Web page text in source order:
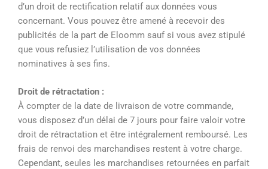
d’un droit de rectification relatif aux données vous
concernant. Vous pouvez être amené à recevoir des
publicités de la part de Eloomm sauf si vous avez stipulé
que vous refusiez l’utilisation de vos données
nominatives à ses fins.
Droit de rétractation :
À compter de la date de livraison de votre commande,
vous disposez d’un délai de 7 jours pour faire valoir votre
droit de rétractation et être intégralement remboursé. Les
frais de renvoi des marchandises restent à votre charge.
Cependant, seules les marchandises retournées en parfait